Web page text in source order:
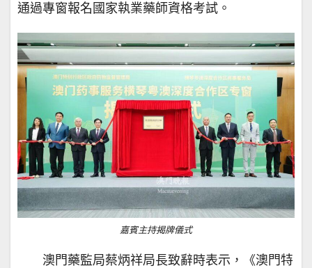
通過專窗報名國家執業藥師資格考試。
嘉賓主持揭牌儀式
澳門藥監局蔡炳祥局長致辭時表示，《澳門特